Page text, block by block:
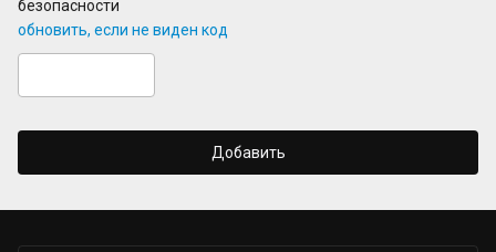
обновить, если не виден код
Добавить